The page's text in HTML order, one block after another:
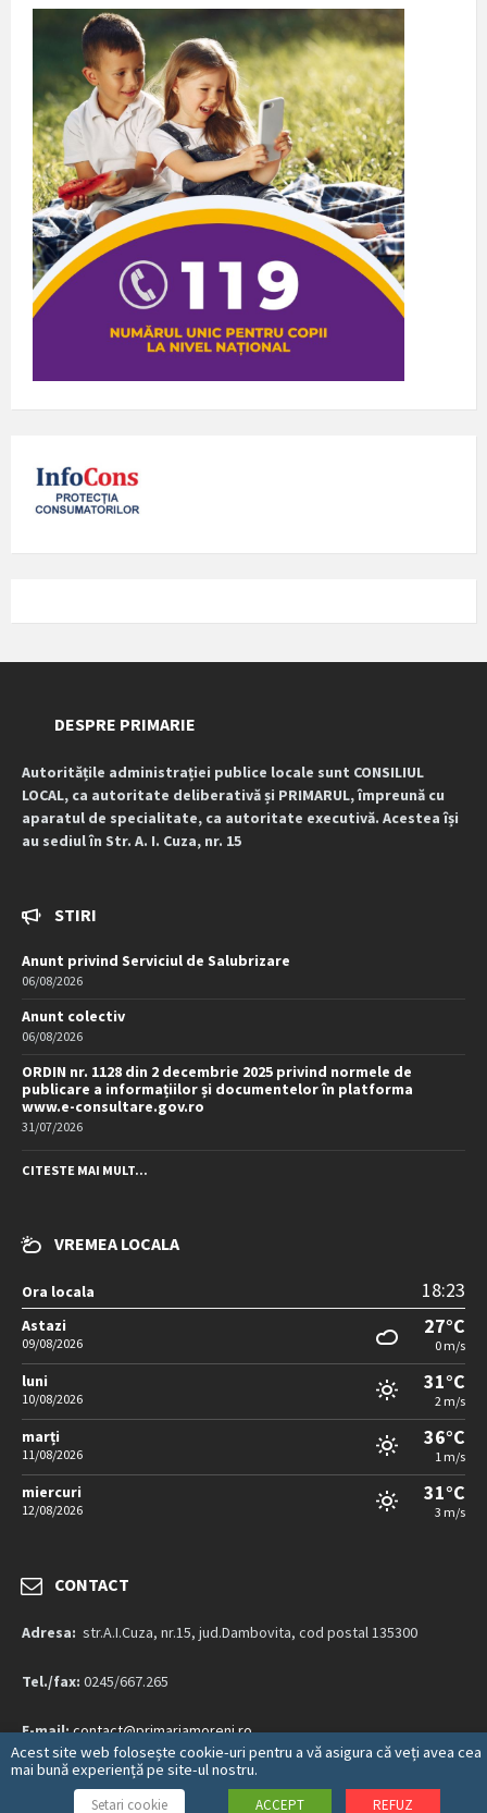
DESPRE PRIMARIE
Autoritățile administrației publice locale sunt CONSILIUL
LOCAL, ca autoritate deliberativă și PRIMARUL, împreună cu
aparatul de specialitate, ca autoritate executivă. Acestea își
au sediul în Str. A. I. Cuza, nr. 15
STIRI
Anunt privind Serviciul de Salubrizare
06/08/2026
Anunt colectiv
06/08/2026
ORDIN nr. 1128 din 2 decembrie 2025 privind normele de
publicare a informațiilor și documentelor în platforma
www.e-consultare.gov.ro
31/07/2026
CITESTE MAI MULT...
VREMEA LOCALA
Ora locala 18:23
Astazi
09/08/2026
27°C
0 m/s
luni
10/08/2026
31°C
2 m/s
marți
11/08/2026
36°C
1 m/s
miercuri
12/08/2026
31°C
3 m/s
CONTACT
Adresa: str.A.I.Cuza, nr.15, jud.Dambovita, cod postal 135300
Tel./fax: 0245/667.265
E-mail:contact@primariamoreni.ro
Mai multe detalii…
Acest site web folosește cookie-uri pentru a vă asigura că veți avea cea
mai bună experiență pe site-ul nostru.
Setari cookie ACCEPT REFUZ